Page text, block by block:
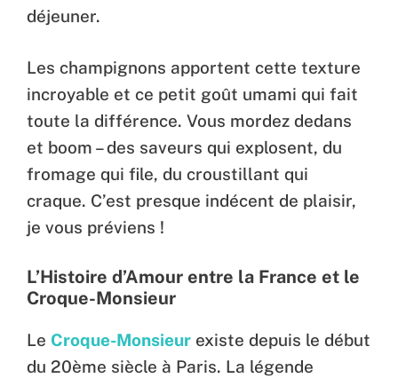
déjeuner.
Les champignons apportent cette texture
incroyable et ce petit goût umami qui fait
toute la différence. Vous mordez dedans
et boom – des saveurs qui explosent, du
fromage qui file, du croustillant qui
craque. C’est presque indécent de plaisir,
je vous préviens !
L’Histoire d’Amour entre la France et le
Croque-Monsieur
Le Croque-Monsieur existe depuis le début
du 20ème siècle à Paris. La légende